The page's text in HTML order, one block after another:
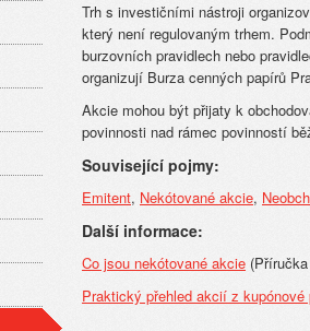
Trh s investičními nástroji
který není regulovaným trhem.
burzovních pravidlech nebo
organizují Burza cenných papírů
Akcie mohou být přijaty k
povinnosti nad rámec povinností
Související pojmy:
Emitent, Nekótované akcie,
Další informace:
Co jsou nekótované akcie
Praktický přehled akcií z